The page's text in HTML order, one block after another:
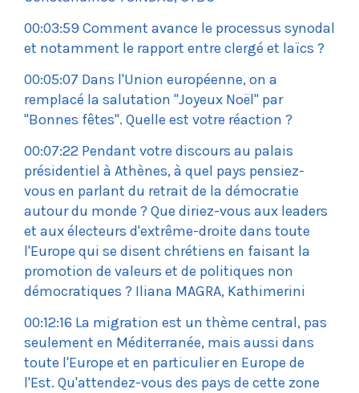
00:03:59 Comment avance le processus synodal
et notamment le rapport entre clergé et laïcs ?
00:05:07 Dans l'Union européenne, on a
remplacé la salutation "Joyeux Noël" par
"Bonnes fêtes". Quelle est votre réaction ?
00:07:22 Pendant votre discours au palais
présidentiel à Athènes, à quel pays pensiez-
vous en parlant du retrait de la démocratie
autour du monde ? Que diriez-vous aux leaders
et aux électeurs d'extrême-droite dans toute
l'Europe qui se disent chrétiens en faisant la
promotion de valeurs et de politiques non
démocratiques ? Iliana MAGRA, Kathimerini
00:12:16 La migration est un thème central, pas
seulement en Méditerranée, mais aussi dans
toute l'Europe et en particulier en Europe de
l'Est. Qu'attendez-vous des pays de cette zone